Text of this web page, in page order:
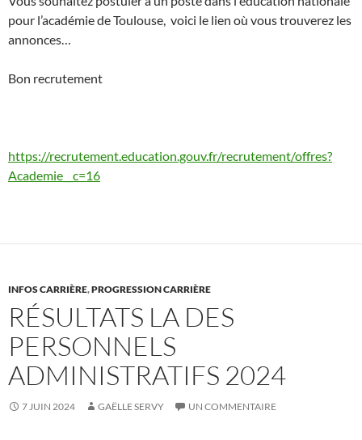
pour l’académie de Toulouse, voici le lien où vous trouverez les
annonces…
Bon recrutement
https://recrutement.education.gouv.fr/recrutement/offres?
Academie__c=16
INFOS CARRIÈRE,PROGRESSION CARRIÈRE
RÉSULTATS LA DES
PERSONNELS
ADMINISTRATIFS 2024
7 JUIN 2024 GAËLLE SERVY UN COMMENTAIRE